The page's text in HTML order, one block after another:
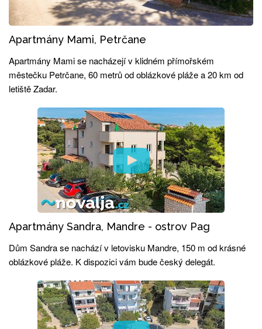
Apartmány Mami, Petrčane
Apartmány Mami se nacházejí v klidném přímořském
městečku Petrčane, 60 metrů od oblázkové pláže a 20 km od
letiště Zadar.
Apartmány Sandra, Mandre - ostrov Pag
Dům Sandra se nachází v letovisku Mandre, 150 m od krásné
oblázkové pláže. K dispozici vám bude český delegát.